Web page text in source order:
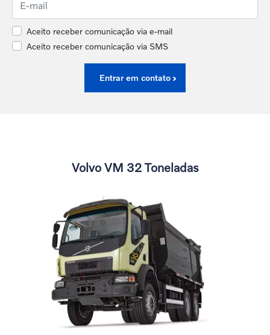
Aceito receber comunicação via e-mail
Aceito receber comunicação via SMS
Entrar em contato
Volvo VM 32 Toneladas